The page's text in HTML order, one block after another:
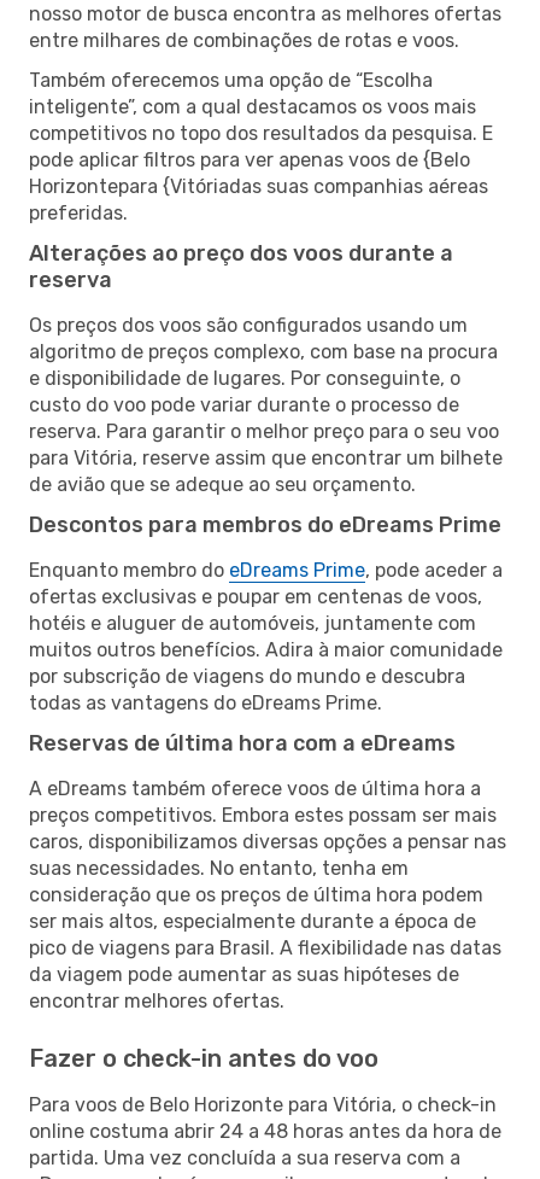
nosso motor de busca encontra as melhores ofertas
entre milhares de combinações de rotas e voos.
Também oferecemos uma opção de “Escolha
inteligente”, com a qual destacamos os voos mais
competitivos no topo dos resultados da pesquisa. E
pode aplicar filtros para ver apenas voos de {Belo
Horizontepara {Vitóriadas suas companhias aéreas
preferidas.
Alterações ao preço dos voos durante a
reserva
Os preços dos voos são configurados usando um
algoritmo de preços complexo, com base na procura
e disponibilidade de lugares. Por conseguinte, o
custo do voo pode variar durante o processo de
reserva. Para garantir o melhor preço para o seu voo
para Vitória, reserve assim que encontrar um bilhete
de avião que se adeque ao seu orçamento.
Descontos para membros do eDreams Prime
Enquanto membro do eDreams Prime, pode aceder a
ofertas exclusivas e poupar em centenas de voos,
hotéis e aluguer de automóveis, juntamente com
muitos outros benefícios. Adira à maior comunidade
por subscrição de viagens do mundo e descubra
todas as vantagens do eDreams Prime.
Reservas de última hora com a eDreams
A eDreams também oferece voos de última hora a
preços competitivos. Embora estes possam ser mais
caros, disponibilizamos diversas opções a pensar nas
suas necessidades. No entanto, tenha em
consideração que os preços de última hora podem
ser mais altos, especialmente durante a época de
pico de viagens para Brasil. A flexibilidade nas datas
da viagem pode aumentar as suas hipóteses de
encontrar melhores ofertas.
Fazer o check-in antes do voo
Para voos de Belo Horizonte para Vitória, o check-in
online costuma abrir 24 a 48 horas antes da hora de
partida. Uma vez concluída a sua reserva com a